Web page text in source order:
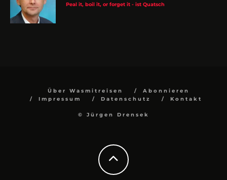
Peal it, boil it, or forget it - ist Quatsch
Über Wasmitreisen
Abonnieren
Impressum
Datenschutz Kontakt
© Jürgen Drensek